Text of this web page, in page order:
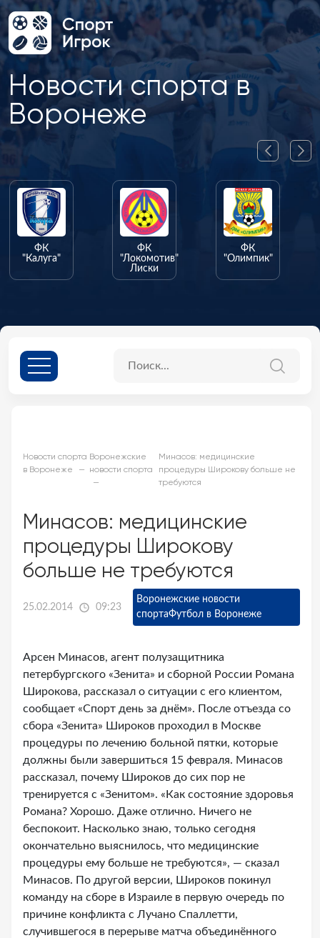
Новости спорта в
Воронеже
ФК
"Калуга"
ФК
"Локомотив"
Лиски
ФК
"Олимпик"
Новости спорта
в Воронеже
Воронежские
новости спорта
Минасов: медицинские
процедуры Широкову больше не
требуются
Минасов: медицинские
процедуры Широкову
больше не требуются
25.02.2014 09:23
Воронежские новости
спортаФутбол в Воронеже
Арсен Минасов, агент полузащитника
петербургского «Зенита» и сборной России Романа
Широкова, рассказал о ситуации с его клиентом,
сообщает «Спорт день за днём». После отъезда со
сбора «Зенита» Широков проходил в Москве
процедуры по лечению больной пятки, которые
должны были завершиться 15 февраля. Минасов
рассказал, почему Широков до сих пор не
тренируется с «Зенитом». «Как состояние здоровья
Романа? Хорошо. Даже отлично. Ничего не
беспокоит. Насколько знаю, только сегодня
окончательно выяснилось, что медицинские
процедуры ему больше не требуются», — сказал
Минасов. По другой версии, Широков покинул
команду на сборе в Израиле в первую очередь по
причине конфликта с Лучано Спаллетти,
случившегося в перерыве матча объединённого